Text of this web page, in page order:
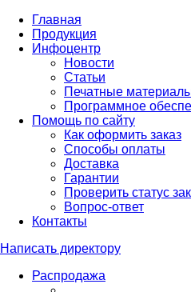
Главная
Продукция
Инфоцентр
Новости
Статьи
Печатные
Программное
Помощь по сайту
Как оформить заказ
Способы оплаты
Доставка
Гарантии
Проверить статус
Вопрос-ответ
Контакты
Написать директору
Распродажа